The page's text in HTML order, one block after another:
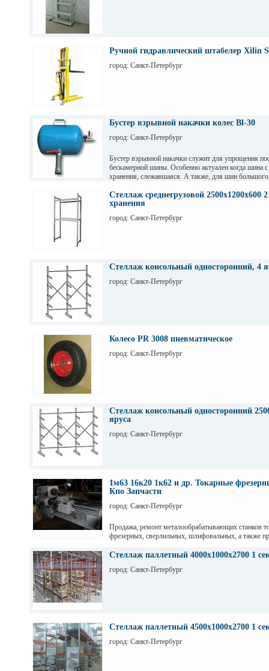
Ручной гидравлический штабелер Xilin
город: Санкт-Петербург
Бустер взрывной накачки колес Bl-30
город: Санкт-Петербург
Бустер взрывной накачки служит для упрощения
бескамерной шины. Особенно актуален когда шина с
хранения, слежавшаяся. А также, для шин большого
Стеллаж среднегрузовой 2500х1200х600
хранения
город: Санкт-Петербург
Стеллаж консольный односторонний, 4
город: Санкт-Петербург
Колесо PR 3008 пневматическое
город: Санкт-Петербург
Стеллаж консольный односторонний
яруса
город: Санкт-Петербург
1м63 16к20 1к62 и др. Токарные
Кпо Запчасти
город: Санкт-Петербург
Продажа, ремонт металообрабатывающих станков
фрезерных, сверлильных, шлифовальных, а также
оборудования. Торг. Выбор. Пусконаладка. Санкт-
Стеллаж паллетный 4000х1000х2700 1
город: Санкт-Петербург
Стеллаж паллетный 4500х1000х2700 1
город: Санкт-Петербург